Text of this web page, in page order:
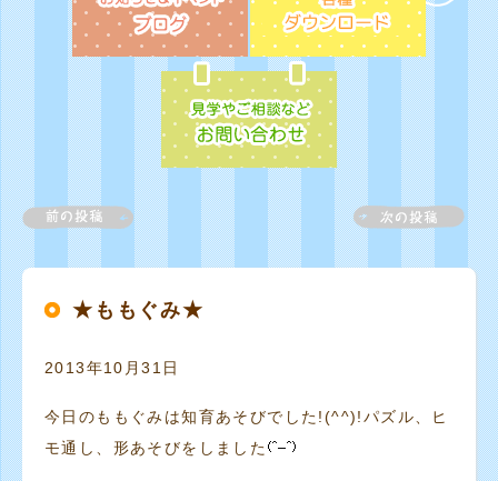
★ももぐみ★
2013年10月31日
今日のももぐみは知育あそびでした!(^^)!パズル、ヒ
モ通し、形あそびをしました